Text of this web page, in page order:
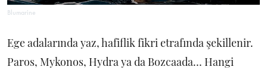
Blumarine
Ege adalarında yaz, hafiflik fikri etrafında şekillenir.
Paros, Mykonos, Hydra ya da Bozcaada… Hangi